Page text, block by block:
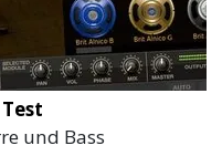
und Bass